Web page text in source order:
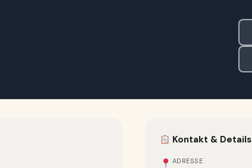
Kontakt & Details
ADRESSE